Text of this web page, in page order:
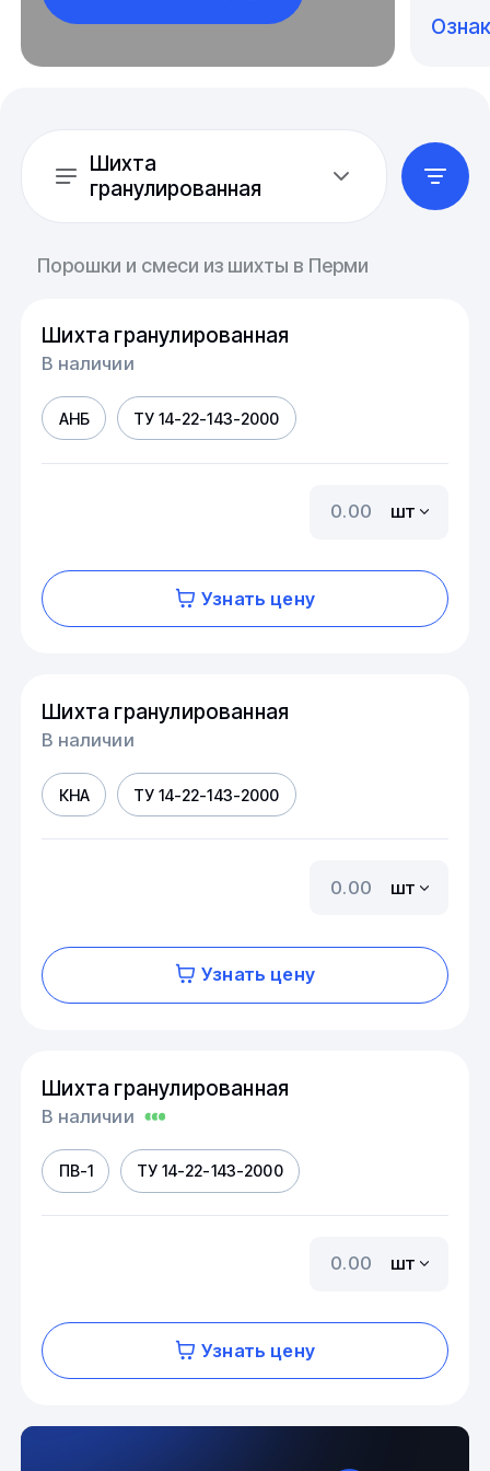
Шихта
гранулированная
Порошки и смеси из шихты в Перми
Шихта гранулированная
В наличии
АНБ ТУ 14-22-143-2000
шт
Узнать цену
Шихта гранулированная
В наличии
КНА ТУ 14-22-143-2000
шт
Узнать цену
Шихта гранулированная
В наличии
ПВ-1 ТУ 14-22-143-2000
шт
Узнать цену